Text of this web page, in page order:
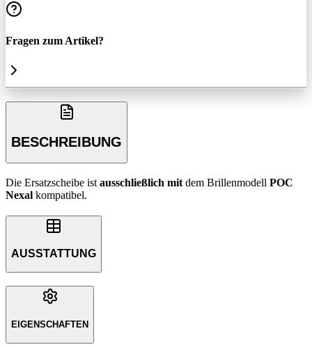
Fragen zum Artikel?
BESCHREIBUNG
Die Ersatzscheibe ist ausschließlich mit dem Brillenmodell POC
Nexal kompatibel.
AUSSTATTUNG
EIGENSCHAFTEN